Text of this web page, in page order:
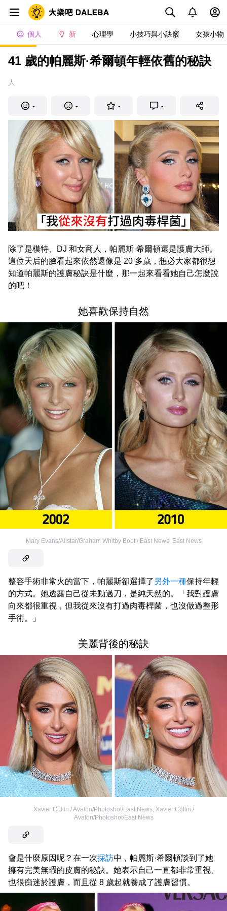
個人 新 心理學 小技巧與小訣竅 女孩小物
41 歲的帕麗斯·希爾頓年輕依舊的秘訣
人
- - - -
除了是模特、DJ 和女商人，帕麗斯·希爾頓還是護膚大師。
這位天后的臉看起來依然還像是 20 多歲，想必大家都很想
知道帕麗斯的護膚秘訣是什麼，那一起來看看她自己怎麼說
的吧！
她喜歡保持自然
Mary Evans/Allstar/Graham Whitby Boot / East News, East News
整容手術非常火的當下，帕麗斯卻選擇了 另外一種保持年輕
的方式。她透露自己從未動過刀，是純天然的。「我對護膚
向來都很重視，但我從來沒有打過肉毒桿菌，也沒做過整形
手術。」
美麗背後的秘訣
Xavier Collin / Avalon/Photoshot/East News, Xavier Collin /
Avalon/Photoshot/East News
會是什麼原因呢？在一次採訪中，帕麗斯·希爾頓談到了她
擁有完美無瑕的皮膚的秘訣。她表示自己一直都非常重視、
也很痴迷於護膚，而且從 8 歲起就養成了護膚習慣。